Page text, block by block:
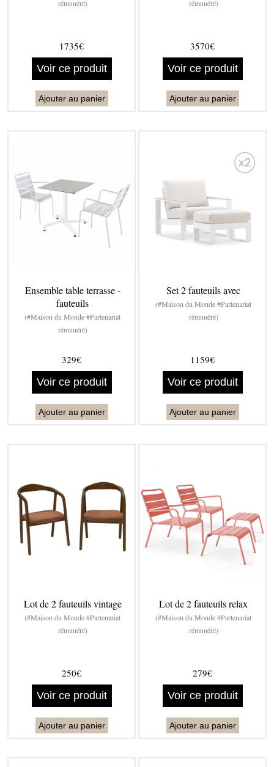
rémunéré)
1735€
Voir ce produit
Ajouter au panier
rémunéré)
3570€
Voir ce produit
Ajouter au panier
Ensemble table terrasse -
fauteuils
(#Maison du Monde #Partenariat
rémunéré)
329€
Voir ce produit
Ajouter au panier
Set 2 fauteuils avec
(#Maison du Monde #Partenariat
rémunéré)
1159€
Voir ce produit
Ajouter au panier
Lot de 2 fauteuils vintage
(#Maison du Monde #Partenariat
rémunéré)
250€
Voir ce produit
Ajouter au panier
Lot de 2 fauteuils relax
(#Maison du Monde #Partenariat
rémunéré)
279€
Voir ce produit
Ajouter au panier